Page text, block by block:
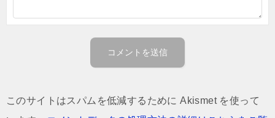
このサイトはスパムを低減するために Akismet を使って